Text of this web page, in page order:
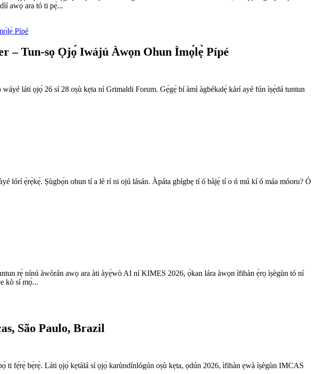
awọ ara tó ti pẹ́...
– Tun-sọ Ọjọ́ Iwájú Àwọn Ohun Ìmọ́lẹ̀ Pípé
láti ọjọ́ 26 sí 28 oṣù kẹta ní Grimaldi Forum. Gẹ́gẹ́ bí àmì àgbékalẹ̀ kárí ayé fún ìṣẹ̀dá tuntun
lórí ẹ̀rẹ̀kẹ́. Ṣùgbọ́n ohun tí a lè rí ni ojú lásán. Àpáta gbígbẹ tí ó bàjẹ́ tí o ń mú kí ó máa móoru? Ó
rẹ̀ nínú àwòrán awọ ara àti àyẹ̀wò AI ní KIMES 2026, ọ̀kan lára ​​àwọn ìfihàn ẹ̀rọ ìṣègùn tó ní
kò sí mọ́...
São Paulo, Brazil
ti fẹ́rẹ̀ bẹ̀rẹ̀. Láti ọjọ́ kẹtàlá sí ọjọ́ karùndínlógún oṣù kẹta, ọdún 2026, ìfihàn ẹwà ìṣègùn IMCAS